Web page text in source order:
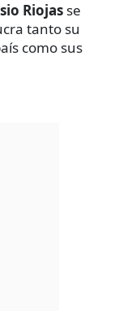
Riojas se
tanto su
como sus